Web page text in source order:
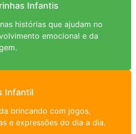
Infantis
histórias que ajudam no
emocional e da
Infantil
brincando com jogos,
e expressões do dia a dia.